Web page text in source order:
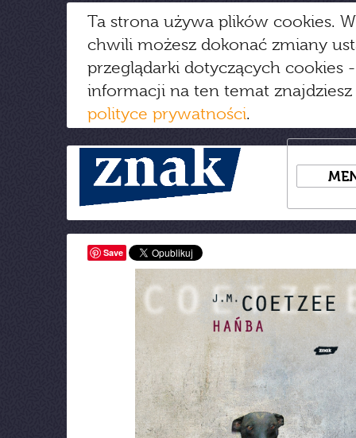
Ta strona używa plików cookies.
chwili możesz dokonać zmiany
przeglądarki dotyczących cookies
informacji na ten temat
polityce prywatności.
Save